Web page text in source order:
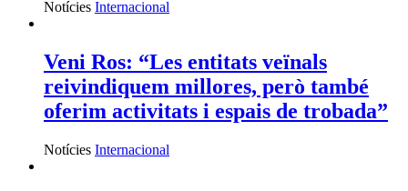
Notícies Internacional
Veni Ros: “Les entitats veïnals
reivindiquem millores, però també
oferim activitats i espais de trobada”
Notícies Internacional